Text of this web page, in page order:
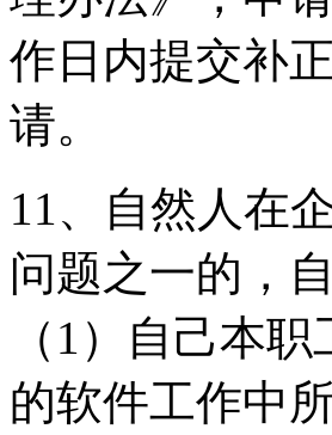
作日内提交补
请。
11、自然人在
问题之一的，
（1）自己本
的软件工作中